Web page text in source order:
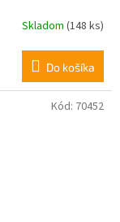
Skladom (148 ks)
Do košíka
Kód: 70452